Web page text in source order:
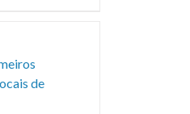
de